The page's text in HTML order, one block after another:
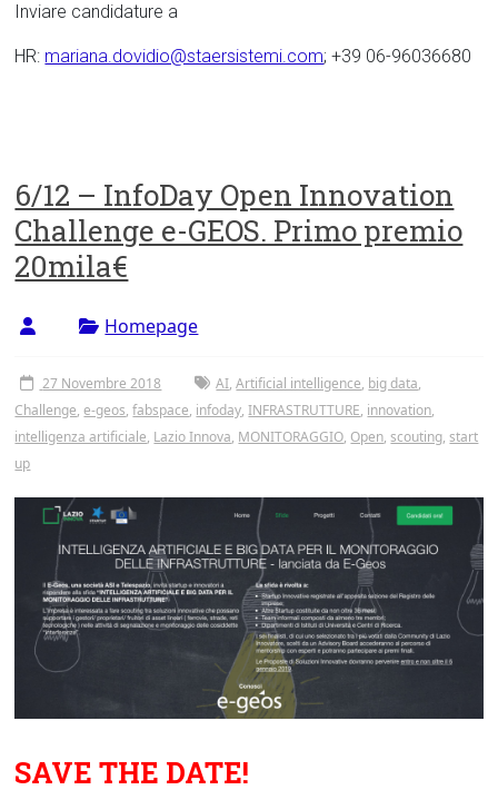
Inviare candidature a
HR: mariana.dovidio@staersistemi.com; +39 06-96036680
6/12 – InfoDay Open Innovation
Challenge e-GEOS. Primo premio
20mila€
Homepage
27 Novembre 2018 AI,Artificial intelligence, big data,
Challenge,e-geos,fabspace, infoday,INFRASTRUTTURE, innovation,
intelligenza artificiale, Lazio Innova, MONITORAGGIO, Open,scouting,start
up
SAVE THE DATE!